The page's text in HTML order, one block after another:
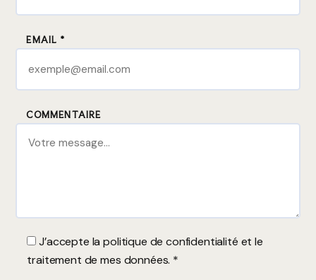
EMAIL *
COMMENTAIRE
J’accepte lapolitique de confidentialité et le
traitement de mes données. *